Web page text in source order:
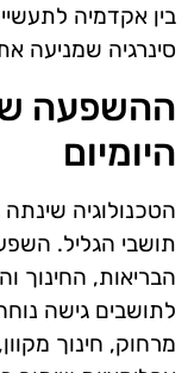
בין אקדמיה
סינרגיה שמניעה
ההשפעה
היומיום
הטכנולוגיה שינתה
תושבי הגליל.
הבריאות, החינוך
לתושבים גישה
מרחוק, חינוך